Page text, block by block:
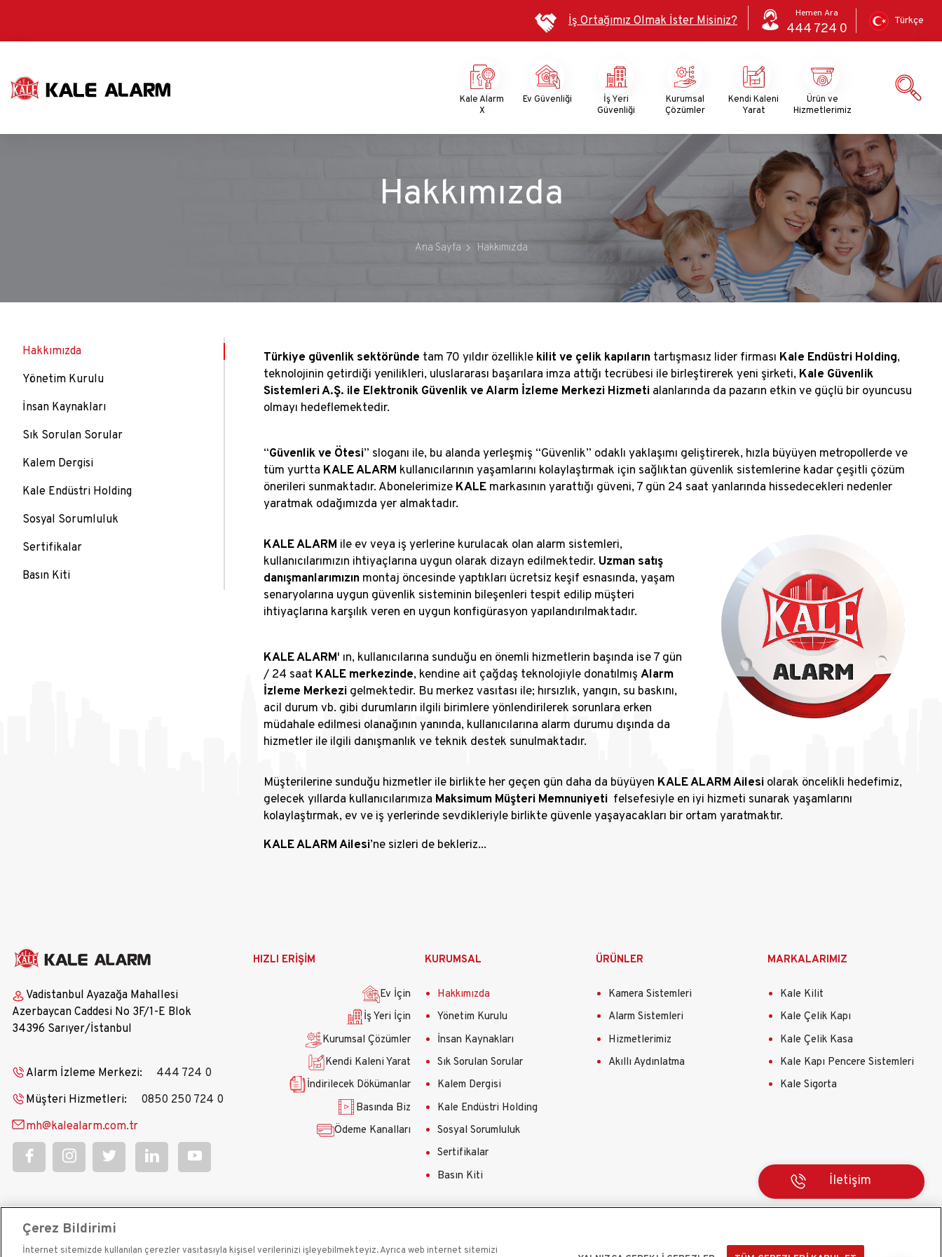
atla
İş Ortağımız Olmak İster Misiniz?
Hemen Ara
444 724 0
Türkçe
Menu
Kale Alarm
X
Ev Güvenliği
İş Yeri
Güvenliği
Kurumsal
Çözümler
Kendi Kaleni
Yarat
Ürün ve
Hizmetlerimiz
Hakkımızda
Ana Sayfa Hakkımızda
Hakkımızda
Yönetim Kurulu
İnsan Kaynakları
Sık Sorulan Sorular
Kalem Dergisi
Kale Endüstri Holding
Sosyal Sorumluluk
Sertifikalar
Basın Kiti
Türkiye güvenlik sektöründe tam 70 yıldır özellikle kilit ve çelik kapıların tartışmasız lider firması Kale Endüstri Holding,
teknolojinin getirdiği yenilikleri, uluslararası başarılara imza attığı tecrübesi ile birleştirerek yeni şirketi, Kale Güvenlik
Sistemleri A.Ş. ile El​ektronik Güvenlik ve Alarm İzleme Merkezi Hizmeti alanlarında da pazarın etkin ve güçlü bir oyuncusu
olmayı hedeflemektedir.
“Güvenlik ve Ötesi” sloganı ile, bu alanda yerleşmiş “Güvenlik” odaklı yaklaşımı geliştirerek, hızla büyüyen metropollerde ve
tüm yurtta KALE ALARM kullanıcılarının yaşamlarını kolaylaştırmak için sağlıktan güvenlik sistemlerine kadar çeşitli çözüm
önerileri sunmaktadır. Abonelerimize KALE markasının​​ yarattığı güveni, 7 gün 24 saat yanlarında hissedecekleri nedenler
yaratmak odağımızda yer almaktadır.
KALE ALARM ile ev veya iş yerlerine kurulacak olan alarm sistemleri,
kullanıcılarımızın ihtiyaçlarına uygun olarak dizayn edilmektedir. Uzman satış
danışmanlarımızın montaj öncesinde yaptıkları ücretsiz keşif esnasında, yaşam
senaryolarına uygun güvenlik sisteminin bileşenleri tespit edilip müşteri
ihtiyaçlarına karşılık veren en uygun konfigürasyon yapılandırılmaktadır.​
KALE ALARM' ın, kullanıcılarına sunduğu en önemli hizmetlerin başında ise 7 gün
/ 24 saat KALE merkezinde, kendine ait çağdaş teknolojiyle donatılmış Alarm
İzleme Merkezi gelmektedir. Bu merkez vasıtası ile; hırsızlık, yangın, su baskını,
acil durum vb. gibi durumların ilgili birimlere yönlendirilerek sorunlara erken
müdahale edilmesi olanağının yanında, kullanıcılarına alarm durumu dışında da
hizmetler ile ilgili danışmanlık ve teknik destek sunulmaktadır.
Müşterilerine sunduğu hizmetler ile birlikte her geçen gün daha da büyüyen KALE ALARM Ailesi olarak öncelikli hedefimiz,
gelecek yıllarda kullanıcılarımıza Maksimum Müşteri Memnuniyeti felsefesiyle en iyi hizmeti sunarak yaşamlarını
kolaylaştırmak, ev ve iş yerlerinde sevdikleriyle birlikte güvenle yaşayacakları bir ortam yaratmaktır.​​
KALE ALARM Ailesi’ne sizleri de bekleriz...
Vadistanbul Ayazağa Mahallesi
Azerbaycan Caddesi No 3F/1-E Blok
34396 Sarıyer/İstanbul
Alarm İzleme Merkezi:
444 724 0
Müşteri Hizmetleri:
0850 250 724 0
mh@kalealarm.com.tr
Ana
HIZLI ERİŞİM
Ev İçin
İş Yeri İçin
Kurumsal Çözümler
Kendi Kaleni Yarat
İndirilecek Dökümanlar
Basında Biz
Ödeme Kanalları
KURUMSAL
Hakkımızda
Yönetim Kurulu
İnsan Kaynakları
Sık Sorulan Sorular
Kalem Dergisi
Kale Endüstri Holding
Sosyal Sorumluluk
Sertifikalar
Basın Kiti
ÜRÜNLER
Kamera Sistemleri
Alarm Sistemleri
Hizmetlerimiz
Akıllı Aydınlatma
MARKALARIMIZ
Kale Kilit
Kale Çelik Kapı
Kale Çelik Kasa
Kale Kapı Pencere Sistemleri
Kale Sigorta
İletişim
Çerez Bildirimi
İnternet sitemizde kullanılan çerezler vasıtasıyla kişisel verilerinizi işleyebilmekteyiz. Ayrıca web internet sitemizi